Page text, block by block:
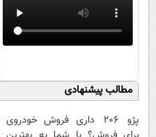
مطالب پیشنهادی
پژو 206 داری فروش خودروی